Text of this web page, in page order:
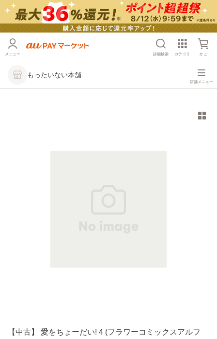
メニュー 詳細検索 カテゴリ かご
もったいない本舗
店舗メニュー
【中古】 愛をちょーだい! 4 (フラワーコミックスアルフ